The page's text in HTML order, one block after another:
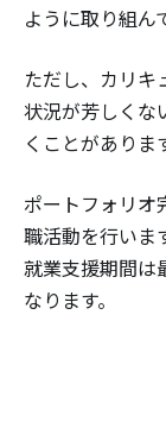
ように取り組ん
ただし、カリキ
状況が芳しくな
くことがありま
ポートフォリオ
職活動を行いま
就業支援期間は
なります。